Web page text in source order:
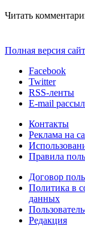
Читать
Полная версия
Facebook
Twitter
RSS-ленты
E-mail
Контакты
Реклама на
Правила
Договор
Политика в
данных
Редакция